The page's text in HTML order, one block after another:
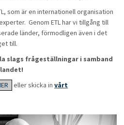
som är en internationell organisation
Genom ETL har vi tillgång till
länder, förmodligen även i det
till.
slags frågeställningar i samband
eller skicka in vårt